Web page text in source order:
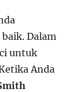
Dalam
untuk
Anda